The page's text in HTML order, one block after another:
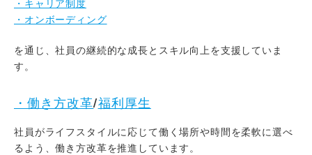
・オンボーディング
を通じ、社員の継続的な成長とスキル向上を支援していま
す。
・働き方改革/福利厚生
社員がライフスタイルに応じて働く場所や時間を柔軟に選べ
るよう、働き方改革を推進しています。